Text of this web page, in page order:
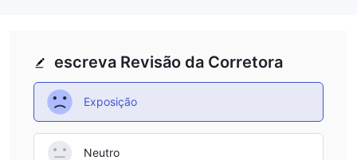
escreva Revisão da Corretora
Exposição
Neutro